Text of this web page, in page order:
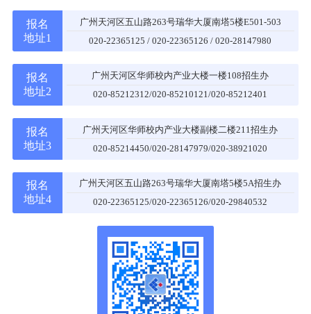
报名
地址1
广州天河区五山路263号瑞华大厦南塔5楼E501-503
020-22365125 / 020-22365126 / 020-28147980
报名
地址2
广州天河区华师校内产业大楼一楼108招生办
020-85212312/020-85210121/020-85212401
报名
地址3
广州天河区华师校内产业大楼副楼二楼211招生办
020-85214450/020-28147979/020-38921020
报名
地址4
广州天河区五山路263号瑞华大厦南塔5楼5A招生办
020-22365125/020-22365126/020-29840532